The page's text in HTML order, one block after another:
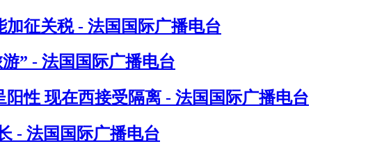
征关税 - 法国国际广播电台
” - 法国国际广播电台
性 现在西接受隔离 - 法国国际广播电台
- 法国国际广播电台